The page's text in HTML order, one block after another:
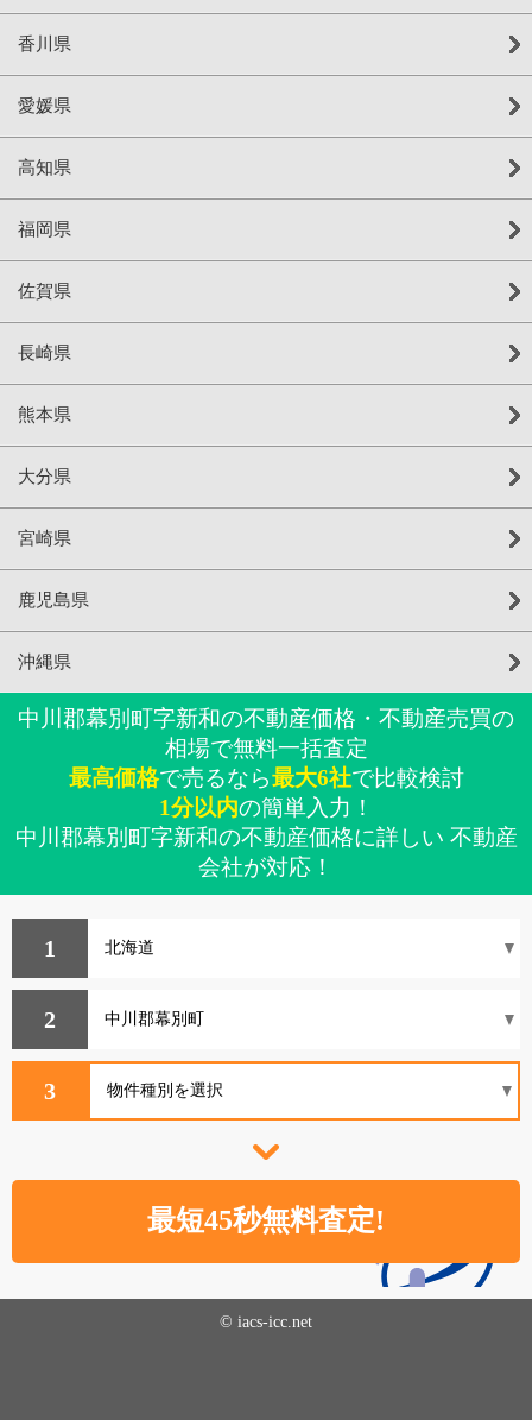
香川県
愛媛県
高知県
福岡県
佐賀県
長崎県
熊本県
大分県
宮崎県
鹿児島県
沖縄県
中川郡幕別町字新和の不動産価格・不動産売買の
相場で無料一括査定
最高価格で売るなら最大6社で比較検討
1分以内の簡単入力！
中川郡幕別町字新和の不動産価格に詳しい 不動産
会社が対応！
1
2
3
© iacs-icc.net